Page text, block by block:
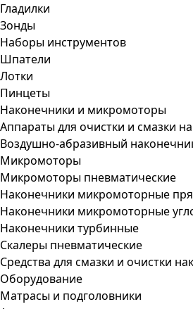
Гладилки
Зонды
Наборы инструментов
Шпатели
Лотки
Пинцеты
Наконечники и микромоторы
Аппараты для очистки и смазки
Воздушно-абразивный
Микромоторы
Микромоторы пневматические
Наконечники микромоторные
Наконечники микромоторные
Наконечники турбинные
Скалеры пневматические
Средства для смазки и очистки
Оборудование
Матрасы и подголовники